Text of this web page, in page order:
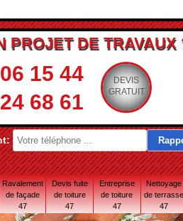
PROJET DE TRAVAUX
15 44
68 61
DEVIS
GRATUIT
Ravalement
de façade
47
Devis fuite
de toiture
47
Entreprise
de toiture
47
Nettoyage
de
47